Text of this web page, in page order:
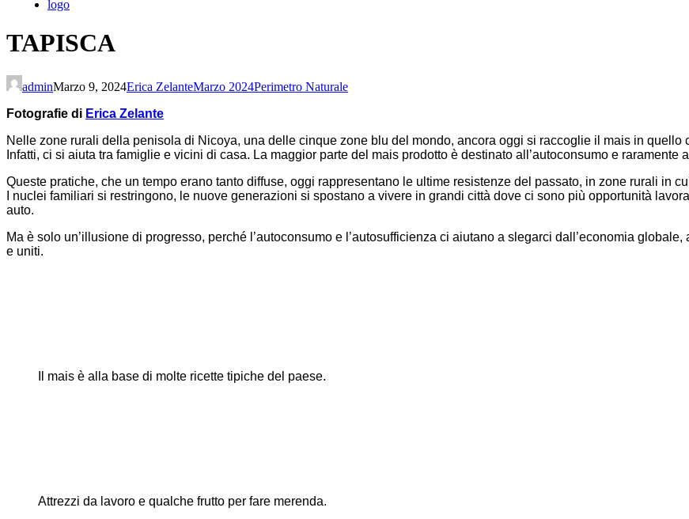
TAPISCA
adminMarzo 9, 2024Erica ZelanteMarzo 2024Perimetro Naturale
Fotografie di Erica Zelante
Nelle zone rurali della penisola di Nicoya, una delle cinque zone blu del mondo, ancora oggi si raccoglie il mais in
Infatti, ci si aiuta tra famiglie e vicini di casa. La maggior parte del mais prodotto è destinato all’autoconsumo e raramente
Queste pratiche, che un tempo erano tanto diffuse, oggi rappresentano le ultime resistenze del passato, in zone rurali in
I nuclei familiari si restringono, le nuove generazioni si spostano a vivere in grandi città dove ci sono più opportunità
auto.
Ma è solo un’illusione di progresso, perché l’autoconsumo e l’autosufficienza ci aiutano a slegarci dall’economia
e uniti.
Il mais è alla base di molte ricette tipiche del paese.
Attrezzi da lavoro e qualche frutto per fare merenda.